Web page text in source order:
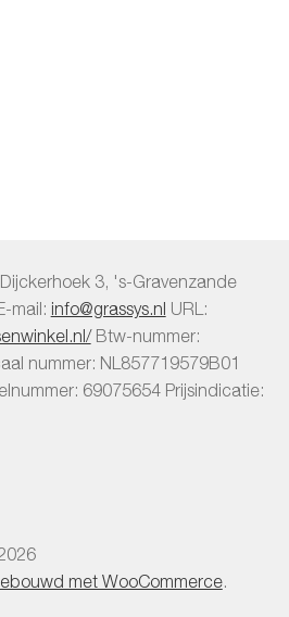
Dijckerhoek 3, 's-Gravenzande
mail: info@grassys.nl URL:
Btw-nummer:
nummer: NL857719579B01
69075654 Prijsindicatie:
met WooCommerce.